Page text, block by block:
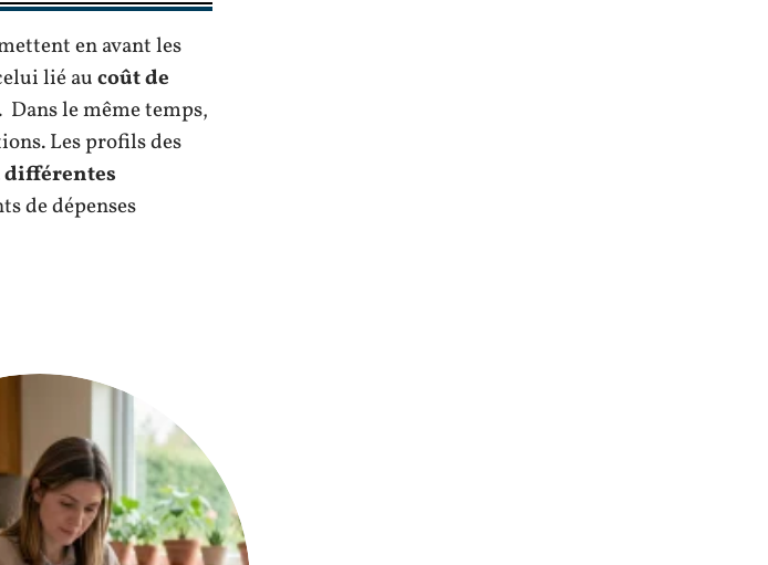
en avant les
lié aucoût de
Dans le même temps,
Les profils des
différentes
de dépenses